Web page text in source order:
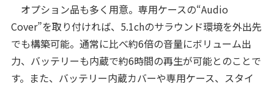
オプション品も多く用意。専用ケースの“Audio
Cover”を取り付ければ、5.1chのサラウンド環境を外出先
でも構築可能。通常に比べ約6倍の音量にボリューム出
力、バッテリーも内蔵で約6時間の再生が可能とのことで
す。また、バッテリー内蔵カバーや専用ケース、スタイ